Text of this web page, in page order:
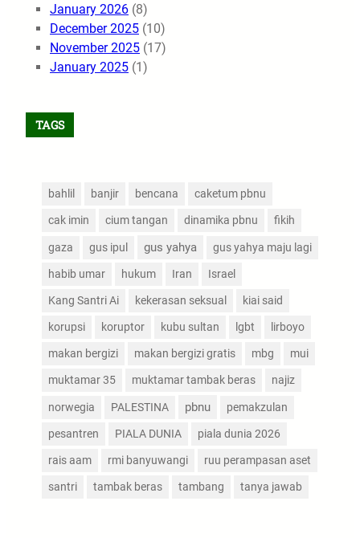
January 2026 (8)
December 2025 (10)
November 2025 (17)
January 2025 (1)
TAGS
bahlil banjir bencana caketum pbnu
cak imin cium tangan dinamika pbnu fikih
gaza gus ipul gus yahya gus yahya maju lagi
habib umar hukum Iran Israel
Kang Santri Ai kekerasan seksual kiai said
korupsi koruptor kubu sultan lgbt lirboyo
makan bergizi makan bergizi gratis mbg mui
muktamar 35 muktamar tambak beras najiz
norwegia PALESTINA pbnu pemakzulan
pesantren PIALA DUNIA piala dunia 2026
rais aam rmi banyuwangi ruu perampasan aset
santri tambak beras tambang tanya jawab